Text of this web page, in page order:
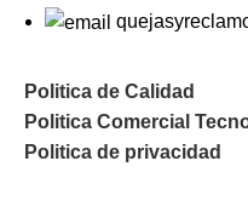
Politica de Calidad
Politica Comercial
Politica de privacidad